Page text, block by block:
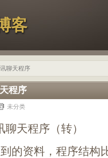
客
聊天程序
程序
未分类
天程序（转）
的资料，程序结构